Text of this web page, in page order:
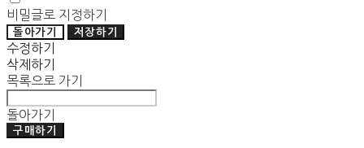
비밀글로 지정하기
돌아가기 저장하기
수정하기
삭제하기
목록으로 가기
돌아가기
구매하기